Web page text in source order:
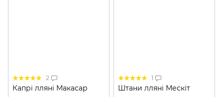
2
Капрі лляні Макасар
1
Штани лляні Мескіт